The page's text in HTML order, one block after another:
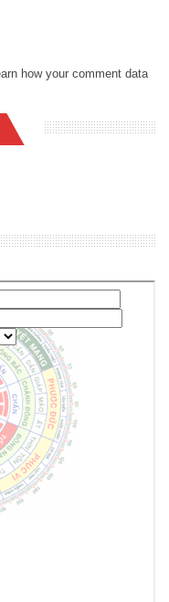
how your comment data